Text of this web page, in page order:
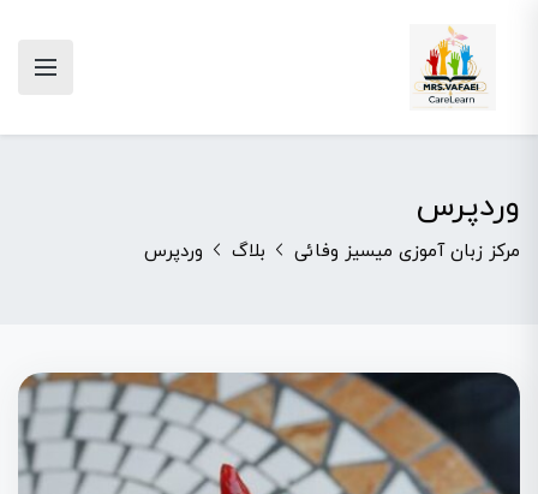
وردپرس
مرکز زبان آموزی میسیز وفائی بلاگ وردپرس